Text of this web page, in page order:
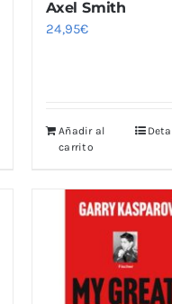
Axel Smith
24,95€
Añadir al
carrito